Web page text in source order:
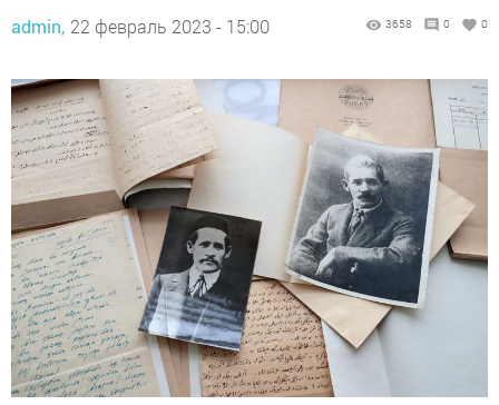
admin, 22 февраль 2023 - 15:00 3658 0 0